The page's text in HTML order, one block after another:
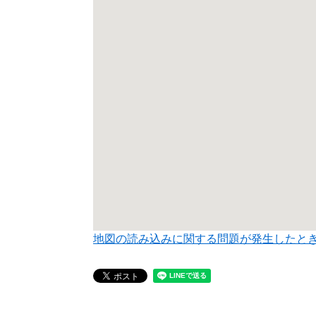
地図の読み込みに関する問題が発生したと